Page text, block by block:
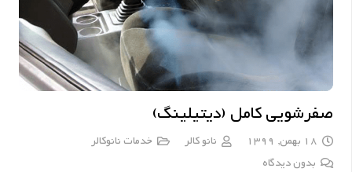
صفرشویی کامل (دیتیلینگ)
18 بهمن, 1399 نانو کالر
خدمات نانوکالر
بدون دیدگاه